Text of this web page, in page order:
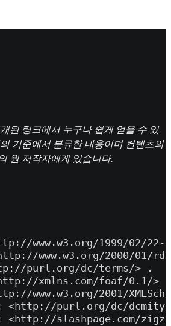
된 링크에서 누구나 쉽게 얻을 수 있
기준에서 분류한 내용이며 컨텐츠의
원 저작자에게 있습니다.
www.w3.org/1999/02/
www.w3.org/2000/01/
purl.org/dc/terms/> .
xmlns.com/foaf/0.1/> .
www.w3.org/2001/
<http://purl.org/dc/
<http://slashpage.com/